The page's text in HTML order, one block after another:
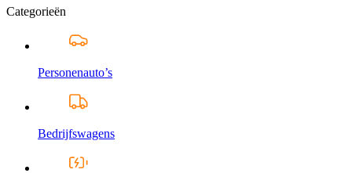
Categorieën
Personenauto’s
Bedrijfswagens